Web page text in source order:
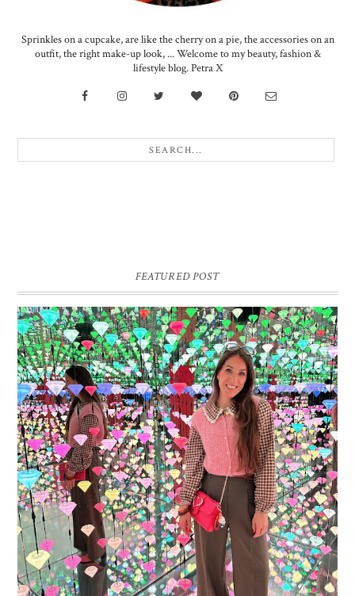
Sprinkles on a cupcake, are like the cherry on a pie, the accessories on an
outfit, the right make-up look, ... Welcome to my beauty, fashion &
lifestyle blog. Petra X
FEATURED POST
16 JAAR SPRINKLES ON A CUPCAKE
Vandaag is het weer zo’n moment waarop ik even bewust op de
pauzeknop duw, want Sprinkles on a Cupcake bestaat 16 jaar. Zestien.
Dat blijft ...